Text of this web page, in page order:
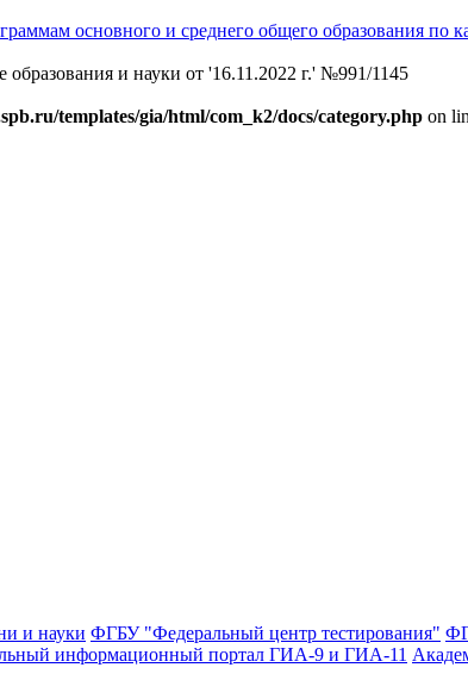
основного и среднего общего образования по
и науки от '16.11.2022 г.' №991/1145
templates/gia/html/com_k2/docs/category.php on
и науки ФГБУ "Федеральный центр тестирования"
информационный портал ГИА-9 и ГИА-11